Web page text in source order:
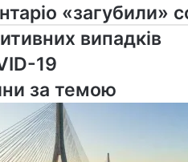
«загубили»
випадків
19
за темою